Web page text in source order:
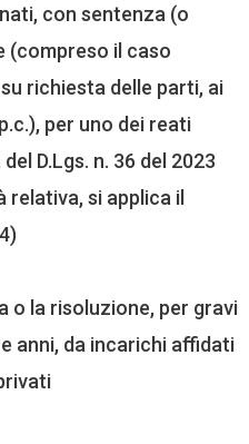
con sentenza (o
(compreso il caso
richiesta delle parti, ai
per uno dei reati
D.Lgs. n. 36 del 2023
relativa, si applica il
o la risoluzione, per gravi
anni, da incarichi affidati